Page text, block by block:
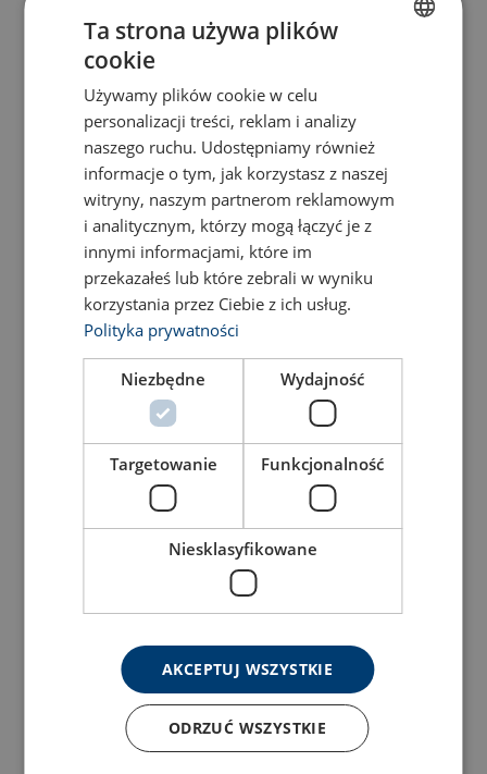
ENGLISH TRANSLATION
Ta strona używa plików
cookie
Używamy plików cookie w celu
personalizacji treści, reklam i analizy
naszego ruchu. Udostępniamy również
informacje o tym, jak korzystasz z naszej
witryny, naszym partnerom reklamowym
i analitycznym, którzy mogą łączyć je z
innymi informacjami, które im
przekazałeś lub które zebrali w wyniku
korzystania przez Ciebie z ich usług.
Polityka prywatności
Niezbędne Wydajność
Targetowanie Funkcjonalność
Niesklasyfikowane
AKCEPTUJ WSZYSTKIE
ODRZUĆ WSZYSTKIE